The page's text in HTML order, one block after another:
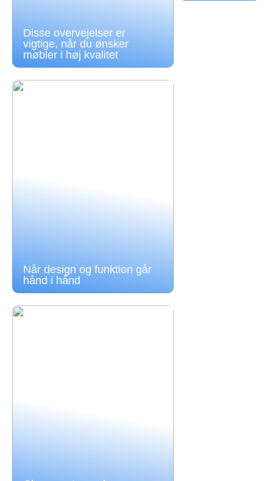
Disse overvejelser er
vigtige, når du ønsker
møbler i høj kvalitet
Når design og funktion går
hånd i hånd